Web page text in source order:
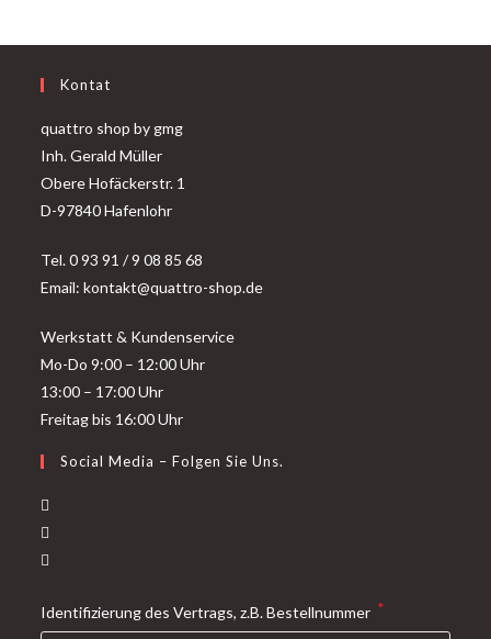
Kontat
quattro shop by gmg
Inh. Gerald Müller
Obere Hofäckerstr. 1
D-97840 Hafenlohr
Tel. 0 93 91 / 9 08 85 68
Email: kontakt@quattro-shop.de
Werkstatt & Kundenservice
Mo-Do 9:00 – 12:00 Uhr
13:00 – 17:00 Uhr
Freitag bis 16:00 Uhr
Social Media – Folgen Sie Uns.
tab
new
a
Identifizierung des Vertrags, z.B. Bestellnummer *